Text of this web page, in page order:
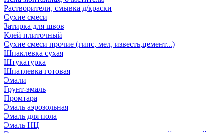
Растворители, смывка д/краски
Сухие смеси
Затирка для швов
Клей плиточный
Сухие смеси прочие (гипс, мел, известь,цемент...)
Шпаклевка сухая
Штукатурка
Шпатлевка готовая
Эмали
Грунт-эмаль
Промтара
Эмаль аэрозольная
Эмаль для пола
Эмаль НЦ